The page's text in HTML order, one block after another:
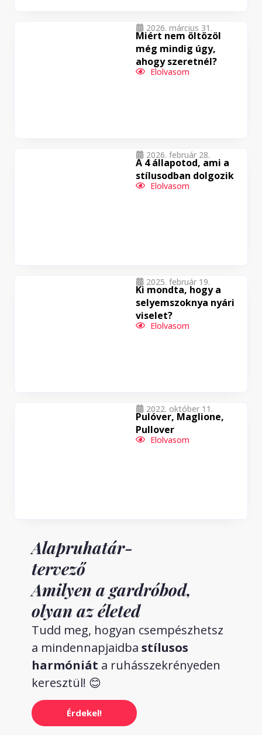
2026. március 31.
Miért nem öltözöl
még mindig úgy,
ahogy szeretnél?
Elolvasom
2026. február 28.
A 4 állapotod, ami a
stílusodban dolgozik
Elolvasom
2025. február 19.
Ki mondta, hogy a
selyemszoknya nyári
viselet?
Elolvasom
2022. október 11.
Pulóver, Maglione,
Pullover
Elolvasom
Alapruhatár-
tervező
Amilyen a gardróbod,
olyan az életed
Tudd meg, hogyan csempészhetsz
a mindennapjaidba stílusos
harmóniát a ruhásszekrényeden
keresztül! 😊
Érdekel!